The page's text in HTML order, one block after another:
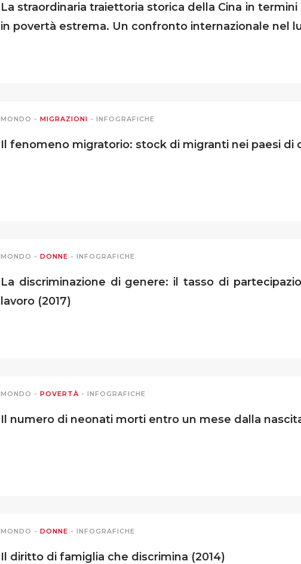
La straordinaria traiettoria storica della Cina in
in povertà estrema. Un confronto internazionale nel
MONDO - MIGRAZIONI - INFOGRAFICHE
Il fenomeno migratorio: stock di migranti nei paesi di
MONDO - DONNE - INFOGRAFICHE
La discriminazione di genere: il tasso di
lavoro (2017)
MONDO - POVERTÀ - INFOGRAFICHE
Il numero di neonati morti entro un mese dalla
MONDO - DONNE - INFOGRAFICHE
Il diritto di famiglia che discrimina (2014)